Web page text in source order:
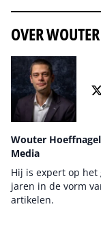
OVER
Wouter
Media
Hij is expert op
jaren in de vorm
artikelen.